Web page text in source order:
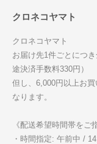
クロネコヤマト
クロネコヤマト
お届け先1件ごとにつ
途決済手数料330円）
但し、6,000円以上お
なります。
《配送希望時間帯をご
・時間指定: 午前中 /